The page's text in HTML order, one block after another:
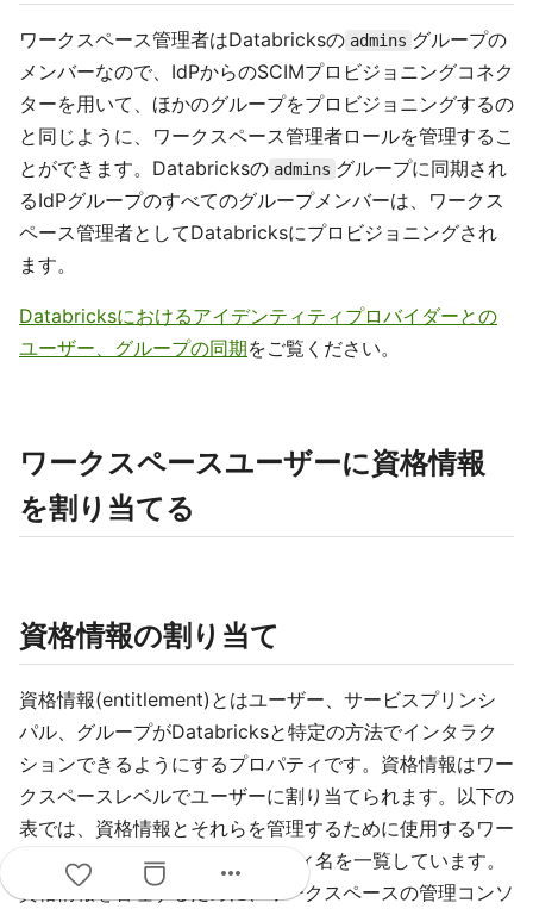
ワークスペース管理者はDatabricksの admins グループの
メンバーなので、IdPからのSCIMプロビジョニングコネク
ターを用いて、ほかのグループをプロビジョニングするの
と同じように、ワークスペース管理者ロールを管理するこ
とができます。Databricksの admins グループに同期され
るIdPグループのすべてのグループメンバーは、ワークス
ペース管理者としてDatabricksにプロビジョニングされ
ます。
Databricksにおけるアイデンティティプロバイダーとの
ユーザー、グループの同期をご覧ください。
ワークスペースユーザーに資格情報
を割り当てる
資格情報の割り当て
資格情報(entitlement)とはユーザー、サービスプリンシ
パル、グループがDatabricksと特定の方法でインタラク
ションできるようにするプロパティです。資格情報はワー
クスペースレベルでユーザーに割り当てられます。以下の
表では、資格情報とそれらを管理するために使用するワー
クスペースUI名とAPIのプロパティ名を一覧しています。
資格情報を管理するために、ワークスペースの管理コンソ
more_horiz